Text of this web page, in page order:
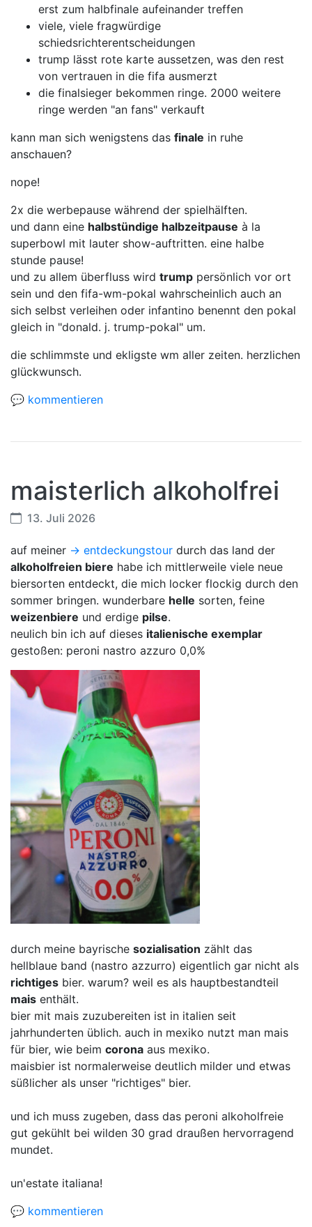
erst zum halbfinale aufeinander treffen
viele, viele fragwürdige
schiedsrichterentscheidungen
trump lässt rote karte aussetzen, was den rest
von vertrauen in die fifa ausmerzt
die finalsieger bekommen ringe. 2000 weitere
ringe werden "an fans" verkauft
kann man sich wenigstens das finale in ruhe
anschauen?
nope!
2x die werbepause während der spielhälften.
und dann eine halbstündige halbzeitpause à la
superbowl mit lauter show-auftritten. eine halbe
stunde pause!
und zu allem überfluss wird trump persönlich vor ort
sein und den fifa-wm-pokal wahrscheinlich auch an
sich selbst verleihen oder infantino benennt den pokal
gleich in "donald. j. trump-pokal" um.
die schlimmste und ekligste wm aller zeiten. herzlichen
glückwunsch.
💬 kommentieren
maisterlich alkoholfrei
13. Juli 2026
auf meiner -> entdeckungstour durch das land der
alkoholfreien biere habe ich mittlerweile viele neue
biersorten entdeckt, die mich locker flockig durch den
sommer bringen. wunderbare helle sorten, feine
weizenbiere und erdige pilse.
neulich bin ich auf dieses italienische exemplar
gestoßen: peroni nastro azzuro 0,0%
durch meine bayrische sozialisation zählt das
hellblaue band (nastro azzurro) eigentlich gar nicht als
richtiges bier. warum? weil es als hauptbestandteil
mais enthält.
bier mit mais zuzubereiten ist in italien seit
jahrhunderten üblich. auch in mexiko nutzt man mais
für bier, wie beim corona aus mexiko.
maisbier ist normalerweise deutlich milder und etwas
süßlicher als unser "richtiges" bier.
und ich muss zugeben, dass das peroni alkoholfreie
gut gekühlt bei wilden 30 grad draußen hervorragend
mundet.
un'estate italiana!
💬 kommentieren